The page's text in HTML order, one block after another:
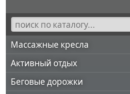
Массажные кресла
Активный отдых
Беговые дорожки